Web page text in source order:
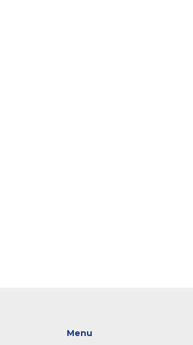
Menu